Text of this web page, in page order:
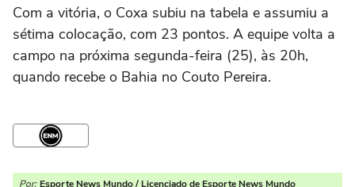
Com a vitória, o Coxa subiu na tabela e assumiu a
sétima colocação, com 23 pontos. A equipe volta a
campo na próxima segunda-feira (25), às 20h,
quando recebe o Bahia no Couto Pereira.
Por: Esporte News Mundo / Licenciado de Esporte News Mundo